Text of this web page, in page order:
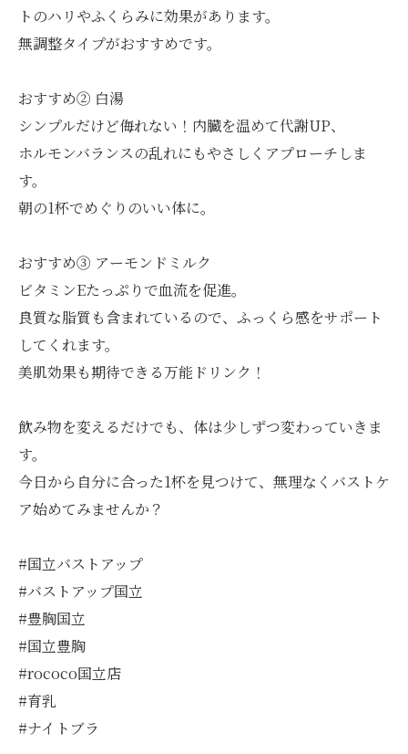
トのハリやふくらみに効果があります。
無調整タイプがおすすめです。
おすすめ② 白湯
シンプルだけど侮れない！内臓を温めて代謝UP、
ホルモンバランスの乱れにもやさしくアプローチしま
す。
朝の1杯でめぐりのいい体に。
おすすめ③ アーモンドミルク
ビタミンEたっぷりで血流を促進。
良質な脂質も含まれているので、ふっくら感をサポート
してくれます。
美肌効果も期待できる万能ドリンク！
飲み物を変えるだけでも、体は少しずつ変わっていきま
す。
今日から自分に合った1杯を見つけて、無理なくバストケ
ア始めてみませんか？
#国立バストアップ
#バストアップ国立
#豊胸国立
#国立豊胸
#rococo国立店
#育乳
#ナイトブラ